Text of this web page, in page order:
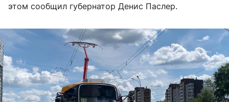
этом сообщил губернатор Денис Паслер.